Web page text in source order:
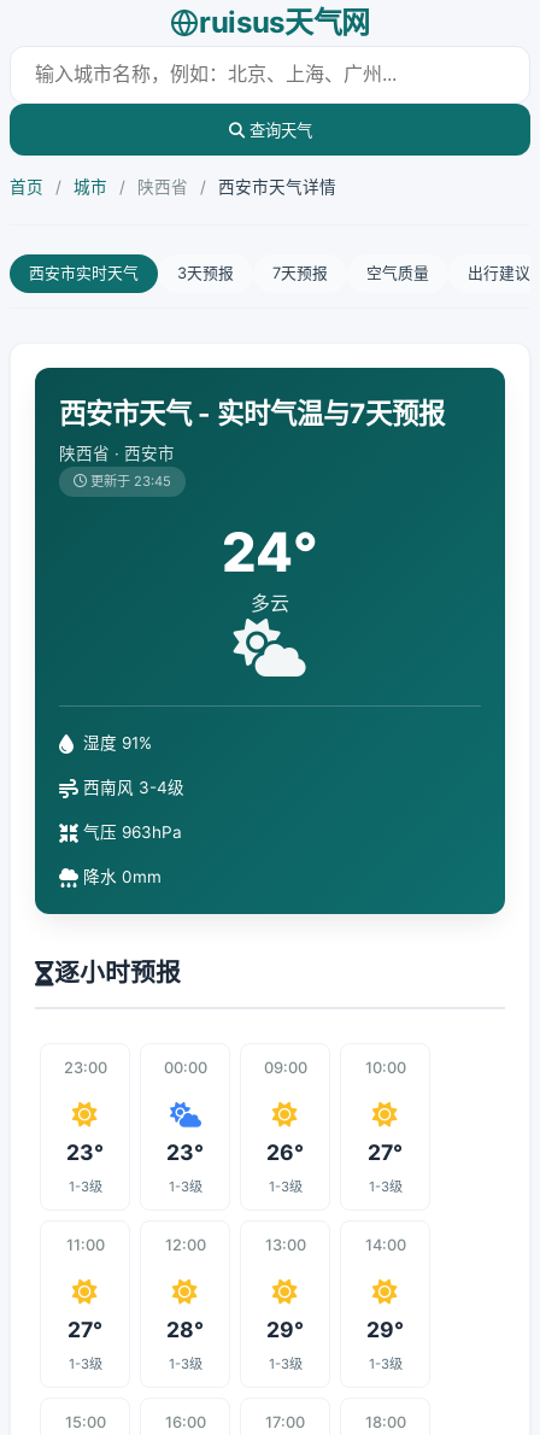
ruisus天气网
查询天气
首页 / 城市 / 陕西省 / 西安市天气详情
西安市实时天气 3天预报 7天预报 空气质量 出行建议
西安市天气 - 实时气温与7天预报
陕西省 · 西安市
更新于 23:45
24°
多云
湿度 91%
西南风 3-4级
气压 963hPa
降水 0mm
逐小时预报
23:00
23°
1-3级
00:00
23°
1-3级
09:00
26°
1-3级
10:00
27°
1-3级
11:00
27°
1-3级
12:00
28°
1-3级
13:00
29°
1-3级
14:00
29°
1-3级
15:00 16:00 17:00 18:00